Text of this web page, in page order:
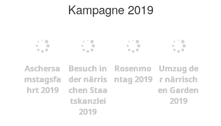
Kampagne 2019
Aschersa
mstagsfa
hrt 2019
Besuch in
der närris
chen Staa
tskanzlei
2019
Rosenmo
ntag 2019
Umzug de
r närrisch
en Garden
2019